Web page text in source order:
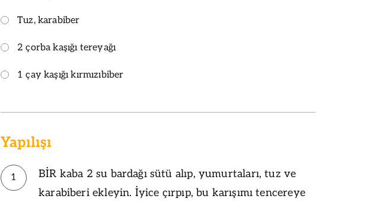
Tuz, karabiber
2 çorba kaşığı tereyağı
1 çay kaşığı kırmızıbiber
Yapılışı
1
BİR kaba 2 su bardağı sütü alıp, yumurtaları, tuz ve
karabiberi ekleyin. İyice çırpıp, bu karışımı tencereye